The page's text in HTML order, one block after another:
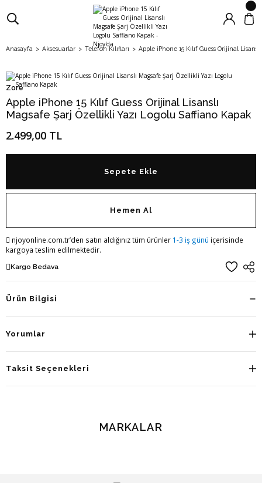
Anasayfa Aksesuarlar Telefon Kılıfları Apple iPhone 15 Kılıf Guess Orijinal
Zore
Apple iPhone 15 Kılıf Guess Orijinal Lisanslı
Magsafe Şarj Özellikli Yazı Logolu Saffiano Kapak
2.499,00 TL
Sepete Ekle
Hemen Al
njoyonline.com.tr’den satın aldığınız tüm ürünler 1-3 iş günü içerisinde
kargoya teslim edilmektedir.
Kargo Bedava
Ürün Bilgisi
Yorumlar
Taksit Seçenekleri
MARKALAR